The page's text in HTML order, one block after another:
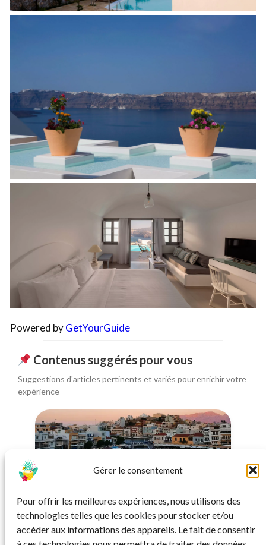
Gérer le consentement
Pour offrir les meilleures expériences, nous utilisons des
technologies telles que les cookies pour stocker et/ou
accéder aux informations des appareils. Le fait de consentir
Powered byGetYourGuide
Contenus suggérés pour vous
Suggestions d'articles pertinents et variés pour enrichir votre
expérience
HÔTEL
Crète : incroyable hôtel dès 14€ la nuit